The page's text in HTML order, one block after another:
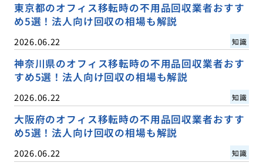
東京都のオフィス移転時の不用品回収業者おすす
め5選！法人向け回収の相場も解説
2026.06.22 知識
神奈川県のオフィス移転時の不用品回収業者おす
すめ5選！法人向け回収の相場も解説
2026.06.22 知識
大阪府のオフィス移転時の不用品回収業者おすす
め5選！法人向け回収の相場も解説
2026.06.22 知識